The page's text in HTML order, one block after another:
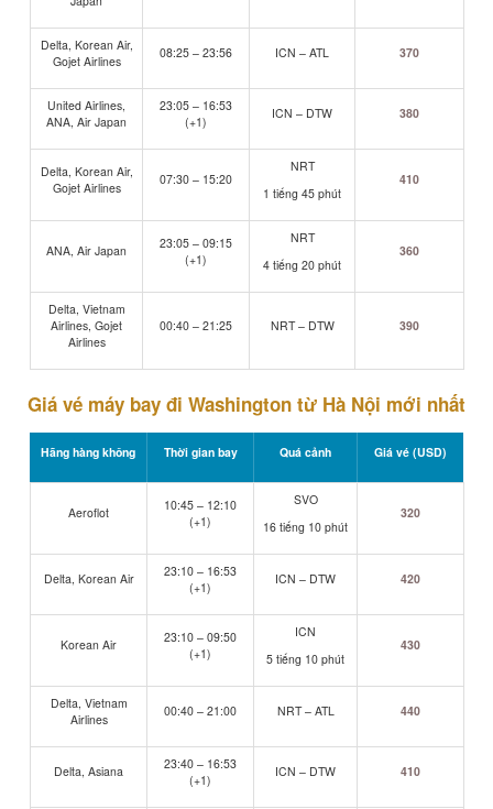
Delta, Korean Air,
Gojet Airlines
08:25 – 23:56 ICN – ATL 370
United Airlines,
ANA, Air Japan
23:05 – 16:53
(+1)
ICN – DTW 380
Delta, Korean Air,
Gojet Airlines
07:30 – 15:20
NRT
1 tiếng 45 phút
410
ANA, Air Japan
23:05 – 09:15
(+1)
NRT
4 tiếng 20 phút
360
Delta, Vietnam
Airlines, Gojet
Airlines
00:40 – 21:25 NRT – DTW 390
Giá vé máy bay đi Washington từ Hà Nội mới nhất
Hãng hàng không Thời gian bay Quá cảnh Giá vé (USD)
Aeroflot
10:45 – 12:10
(+1)
SVO
16 tiếng 10 phút
320
Delta, Korean Air
23:10 – 16:53
(+1)
ICN – DTW 420
Korean Air
23:10 – 09:50
(+1)
ICN
5 tiếng 10 phút
430
Delta, Vietnam
Airlines
00:40 – 21:00 NRT – ATL 440
Delta, Asiana
23:40 – 16:53
(+1)
ICN – DTW 410